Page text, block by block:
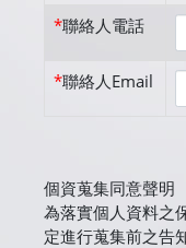
*聯絡人電話
*聯絡人Email
個資蒐集同意聲明
為落實個人資料之
定進行蒐集前之告知